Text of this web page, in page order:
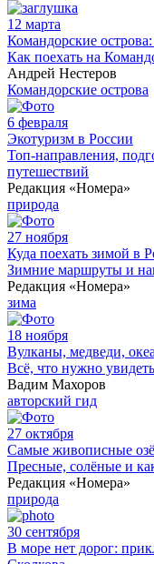
12 марта
Командорские
Как поехать на
Андрей Нестеров
Командорские острова
6 февраля
Экотуризм в России
Топ-направления,
путешествий
Редакция «Номера»
природа
27 ноября
Куда поехать зимой в
Зимние маршруты и
Редакция «Номера»
зима
18 ноября
Вулканы, медведи,
Всё, что нужно
Вадим Махоров
авторский гид
27 октября
Самые живописные
Пресные, солёные и
Редакция «Номера»
природа
30 сентября
В море нет дорог: